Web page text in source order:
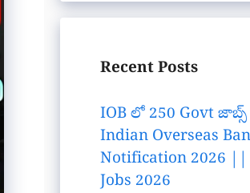
Recent Posts
IOB లో 250 Govt జాబ్స్
Indian Overseas
Notification 2026 ||
Jobs 2026